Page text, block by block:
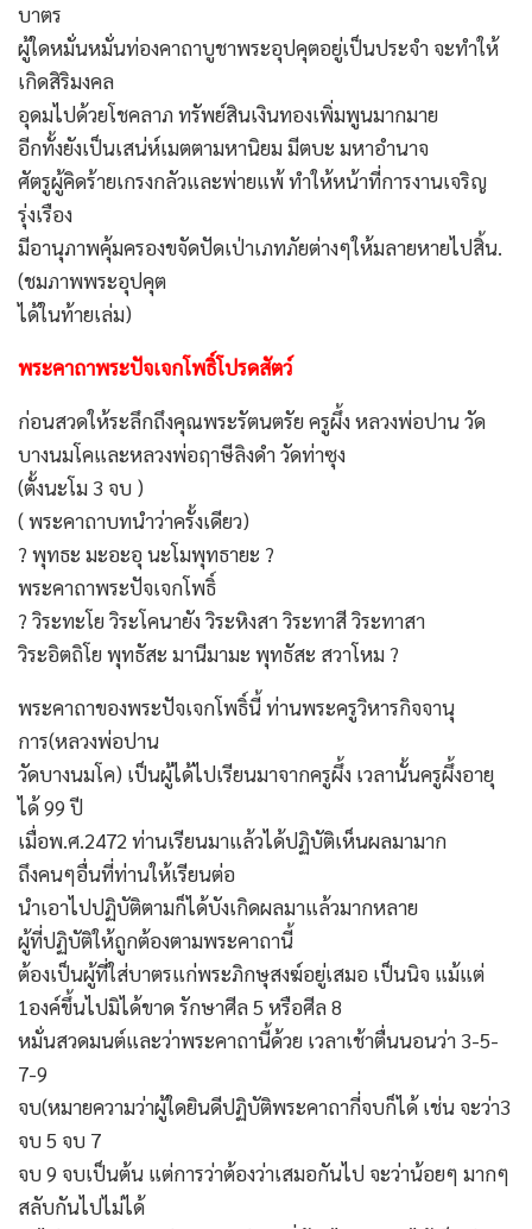
บาตร
ผู้ใดหมั่นหมั่นท่องคาถาบูชาพระอุปคุตอยู่เป็นประจำ จะทำให้
เกิดสิริมงคล
อุดมไปด้วยโชคลาภ ทรัพย์สินเงินทองเพิ่มพูนมากมาย
อีกทั้งยังเป็นเสน่ห์เมตตามหานิยม มีตบะ มหาอำนาจ
ศัตรูผู้คิดร้ายเกรงกลัวและพ่ายแพ้ ทำให้หน้าที่การงานเจริญ
รุ่งเรือง
มีอานุภาพคุ้มครองขจัดปัดเป่าเภทภัยต่างๆให้มลายหายไปสิ้น.
(ชมภาพพระอุปคุต
ได้ในท้ายเล่ม)
พระคาถาพระปัจเจกโพธิ์โปรดสัตว์
ก่อนสวดให้ระลึกถึงคุณพระรัตนตรัย ครูผึ้ง หลวงพ่อปาน วัด
บางนมโคและหลวงพ่อฤาษีลิงดำ วัดท่าซุง
(ตั้งนะโม 3 จบ )
( พระคาถาบทนำว่าครั้งเดียว)
? พุทธะ มะอะอุ นะโมพุทธายะ ?
พระคาถาพระปัจเจกโพธิ์
? วิระทะโย วิระโคนายัง วิระหิงสา วิระทาสี วิระทาสา
วิระอิตถิโย พุทธัสะ มานีมามะ พุทธัสะ สวาโหม ?
พระคาถาของพระปัจเจกโพธิ์นี้ ท่านพระครูวิหารกิจจานุ
การ(หลวงพ่อปาน
วัดบางนมโค) เป็นผู้ได้ไปเรียนมาจากครูผึ้ง เวลานั้นครูผึ้งอายุ
ได้ 99 ปี
เมื่อพ.ศ.2472 ท่านเรียนมาแล้วได้ปฏิบัติเห็นผลมามาก
ถึงคนๆอื่นที่ท่านให้เรียนต่อ
นำเอาไปปฏิบัติตามก็ได้บังเกิดผลมาแล้วมากหลาย
ผู้ที่ปฏิบัติให้ถูกต้องตามพระคาถานี้
ต้องเป็นผู้ที่ใส่บาตรแก่พระภิกษุสงฆ์อยู่เสมอ เป็นนิจ แม้แต่
1องค์ขึ้นไปมิได้ขาด รักษาศีล 5 หรือศีล 8
หมั่นสวดมนต์และว่าพระคาถานี้ด้วย เวลาเช้าตื่นนอนว่า 3-5-
7-9
จบ(หมายความว่าผู้ใดยินดีปฏิบัติพระคาถากี่จบก็ได้ เช่น จะว่า3
จบ 5 จบ 7
จบ 9 จบเป็นต้น แต่การว่าต้องว่าเสมอกันไป จะว่าน้อยๆ มากๆ
สลับกันไปไม่ได้